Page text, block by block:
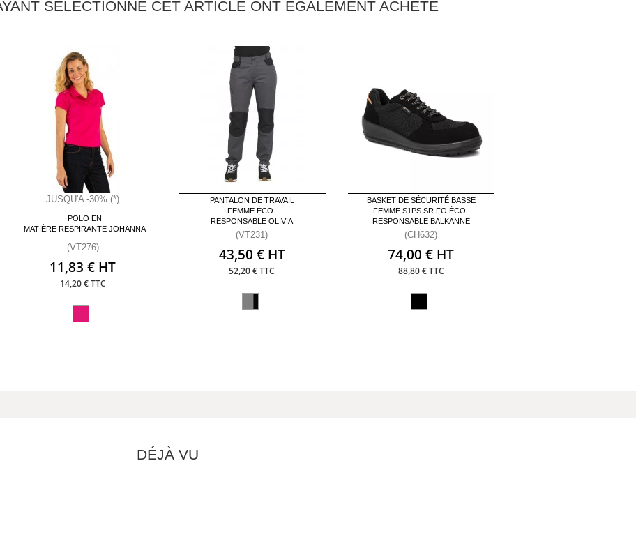
SÉLECTIONNÉ CET ARTICLE ONT ÉGALEMENT ACHETÉ
JUSQU'A -30% (*)
POLO EN
MATIÈRE RESPIRANTE JOHANNA
(VT276)
11,83 € HT
14,20 € TTC
PANTALON DE TRAVAIL
FEMME ÉCO-
RESPONSABLE OLIVIA
(VT231)
43,50 € HT
52,20 € TTC
BASKET DE SÉCURITÉ BASSE
FEMME S1PS SR FO ÉCO-
RESPONSABLE BALKANNE
(CH632)
74,00 € HT
88,80 € TTC
DÉJÀ VU